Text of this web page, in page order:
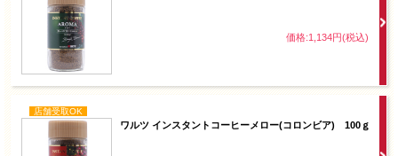
価格:1,134円(税込)
店舗受取OK
ワルツ インスタントコーヒーメロー(コロンビア) 100ｇ